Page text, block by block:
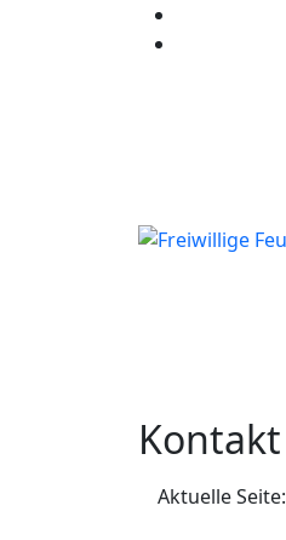
Kontakt
Aktuelle Seite: